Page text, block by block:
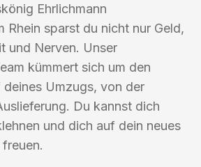
Ehrlichmann
Rhein sparst du nicht nur Geld,
und Nerven. Unser
kümmert sich um den
Umzugs, von der
Du kannst dich
und dich auf dein neues